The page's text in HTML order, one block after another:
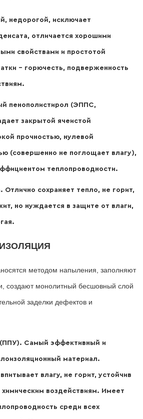
недорогой, исключает
отличается хорошими
свойствами и простотой
– горючесть, подверженность
пенополистирол (ЭППС,
закрытой ячеистой
прочностью, нулевой
(совершенно не поглощает влагу),
теплопроводности.
Отлично сохраняет тепло, не горит,
но нуждается в защите от влаги,
методом напыления, заполняют
создают монолитный бесшовный слой
заделки дефектов и
(ППУ). Самый эффективный и
материал.
влагу, не горит, устойчив
химическим воздействиям. Имеет
среди всех